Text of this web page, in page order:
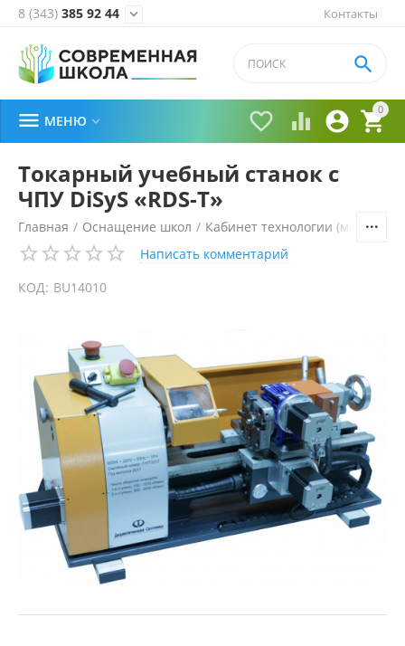
Контакты
8 (343) 385 92 44 
0


 

 МЕНЮ 
Токарный учебный станок с
ЧПУ DiSyS «RDS-T»
Главная / Оснащение школ / Кабинет технологии (мальчики)
Написать комментарий
КОД: BU14010